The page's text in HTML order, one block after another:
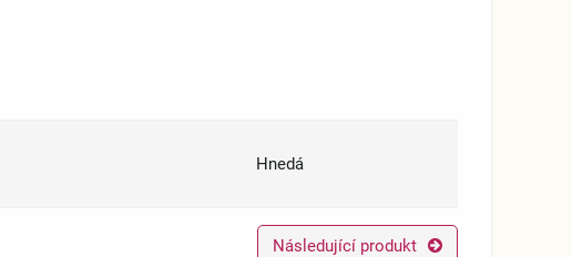
Hnedá
Následující produkt